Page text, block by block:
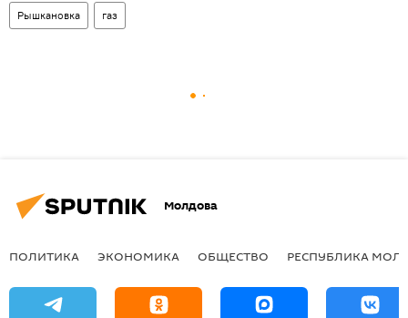
Рышкановка газ
Молдова
ПОЛИТИКА ЭКОНОМИКА ОБЩЕСТВО РЕСПУБЛИКА